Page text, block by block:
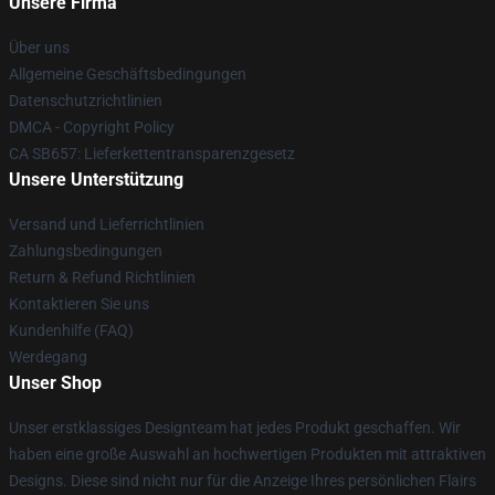
Über uns
Allgemeine Geschäftsbedingungen
Datenschutzrichtlinien
DMCA - Copyright Policy
CA SB657: Lieferkettentransparenzgesetz
Unsere Unterstützung
Versand und Lieferrichtlinien
Zahlungsbedingungen
Return & Refund Richtlinien
Kontaktieren Sie uns
Kundenhilfe (FAQ)
Werdegang
Unser Shop
Unser erstklassiges Designteam hat jedes Produkt geschaffen. Wir
haben eine große Auswahl an hochwertigen Produkten mit attraktiven
Designs. Diese sind nicht nur für die Anzeige Ihres persönlichen Flairs